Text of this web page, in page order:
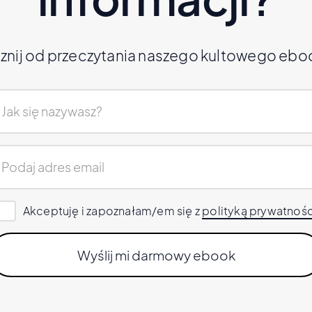
od przeczytania naszego kultowego
Akceptuję i zapoznałam/em się zpolityką